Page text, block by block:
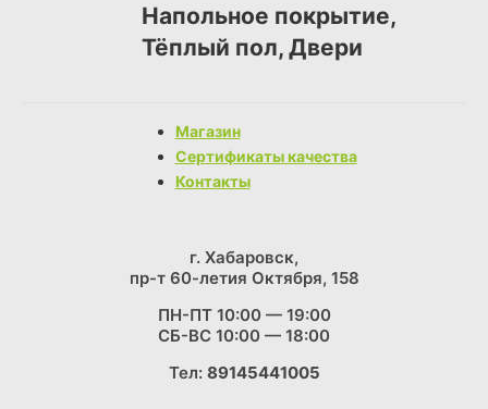
Напольное покрытие,
Тёплый пол, Двери
Магазин
Сертификаты качества
Контакты
г. Хабаровск,
пр-т 60-летия Октября, 158
ПН-ПТ 10:00 — 19:00
СБ-ВС 10:00 — 18:00
Тел: 89145441005